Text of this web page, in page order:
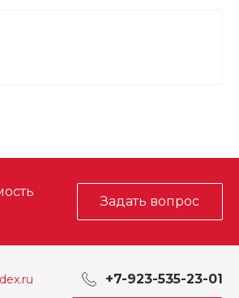
Задать вопрос
+7-923-535-23-01